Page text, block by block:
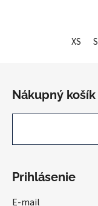
XS S
Nákupný košík
Prihlásenie
E-mail